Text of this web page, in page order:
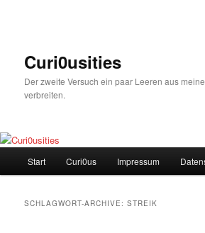
Curi0usities
Der zweite Versuch ein paar Leeren aus
verbreiten.
Start Curi0us Impressum
SCHLAGWORT-ARCHIVE:STREIK